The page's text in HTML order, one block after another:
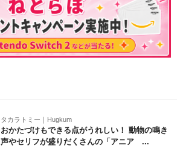
タカラトミー｜Hugkum
おかたづけもできる点がうれしい！ 動物の鳴き
声やセリフが盛りだくさんの「アニア ...